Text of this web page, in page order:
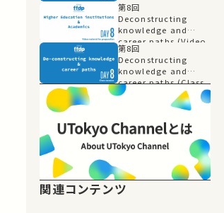
第8回
Deconstructing
knowledge and
career paths (Video
material for
preparation)
第8回
Deconstructing
knowledge and
career paths (Class
session video)
関連コンテンツ